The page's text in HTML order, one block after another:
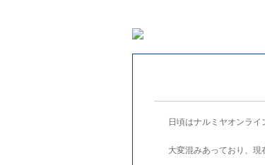
日頃はナルミヤオンライ
大変混みあっており、現